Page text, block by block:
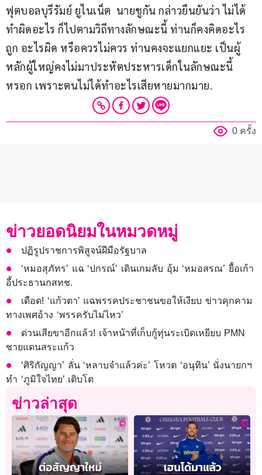
ฟุตบอลบุรีรัมย์ ยูไนเน็ต  นายชูกัน กล่าวยืนยันว่า ไม่ได้
ทำผิดอะไร ก็ไปตามวิถีทางลักษณะนี้ ท่านก็คงคิดอะไร
ถูก อะไรผิด หรือควรไม่ควร ท่านคงจะแยกแยะ เป็นผู้
หลักผู้ใหญ่คงไม่มาประหัตประหารเด็กในลักษณะนี้
หรอก เพราะตนไม่ได้ทำอะไรเสียหายมากมาย.
0 ครั้ง
ข่าวยอดนิยมในหมวดหมู่
ปฏิรูปราชการพิสูจน์ฝีมือรัฐบาล
‘หมอสุภัทร’ แฉ ‘ปกรณ์’ เดินเกมลับ อุ้ม ‘หมอสรณ’ ยื้อเก้า
อี้ประธานกสทช.
เดือด! ‘แก้วตา’ แฉพรรคประชาชนขอให้เงียบ ข่าวคุกคาม
ทางเพศอ้าง ‘พรรครับไม่ไหว’
ด่วนเสียขาอีกแล้ว! เจ้าหน้าที่เก็บกู้ทุ่นระเบิดเหยียบ PMN
ชายแดนสระแก้ว
‘ศิริกัญญา’ ลั่น ‘หลาบจำแล้วค่ะ’ โหวต ‘อนุทิน’ นั่งนายกฯ
ทำ ‘ภูมิใจไทย’ เติบโต
ข่าวล่าสุด